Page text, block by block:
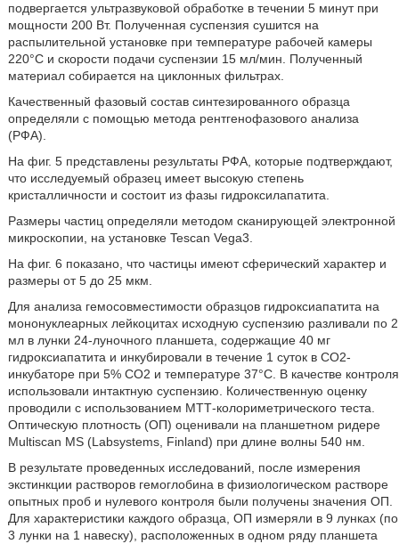
подвергается ультразвуковой обработке в течении 5 минут при
мощности 200 Вт. Полученная суспензия сушится на
распылительной установке при температуре рабочей камеры
220°С и скорости подачи суспензии 15 мл/мин. Полученный
материал собирается на циклонных фильтрах.
Качественный фазовый состав синтезированного образца
определяли с помощью метода рентгенофазового анализа
(РФА).
На фиг. 5 представлены результаты РФА, которые подтверждают,
что исследуемый образец имеет высокую степень
кристалличности и состоит из фазы гидроксилапатита.
Размеры частиц определяли методом сканирующей электронной
микроскопии, на установке Tescan Vega3.
На фиг. 6 показано, что частицы имеют сферический характер и
размеры от 5 до 25 мкм.
Для анализа гемосовместимости образцов гидроксиапатита на
мононуклеарных лейкоцитах исходную суспензию разливали по 2
мл в лунки 24-луночного планшета, содержащие 40 мг
гидроксиапатита и инкубировали в течение 1 суток в CO2-
инкубаторе при 5% CO2 и температуре 37°С. В качестве контроля
использовали интактную суспензию. Количественную оценку
проводили с использованием МТТ-колориметрического теста.
Оптическую плотность (ОП) оценивали на планшетном ридере
Multiscan MS (Labsystems, Finland) при длине волны 540 нм.
В результате проведенных исследований, после измерения
экстинкции растворов гемоглобина в физиологическом растворе
опытных проб и нулевого контроля были получены значения ОП.
Для характеристики каждого образца, ОП измеряли в 9 лунках (по
3 лунки на 1 навеску), расположенных в одном ряду планшета